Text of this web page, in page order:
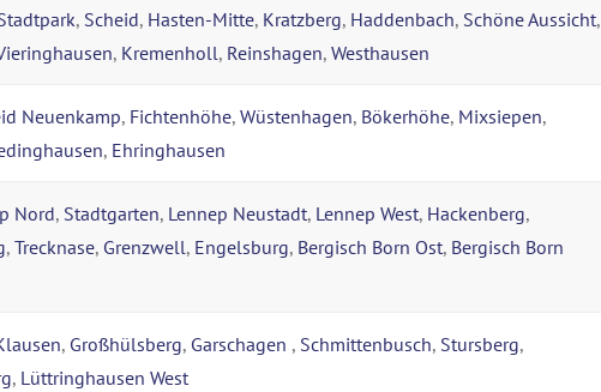
, Scheid, Hasten-Mitte, Kratzberg, Haddenbach, Schöne Aussicht,
, Kremenholl, Reinshagen, Westhausen
Neuenkamp, Fichtenhöhe, Wüstenhagen, Bökerhöhe, Mixsiepen,
, Ehringhausen
Nord, Stadtgarten, Lennep Neustadt, Lennep West, Hackenberg,
, Trecknase, Grenzwell, Engelsburg, Bergisch Born Ost, Bergisch Born
, Großhülsberg, Garschagen , Schmittenbusch, Stursberg,
, Lüttringhausen West